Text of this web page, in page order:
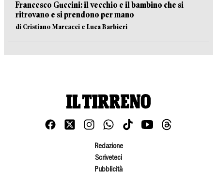
Francesco Guccini: il vecchio e il bambino che si
ritrovano e si prendono per mano
di Cristiano Marcacci e Luca Barbieri
Redazione
Scriveteci
Pubblicità